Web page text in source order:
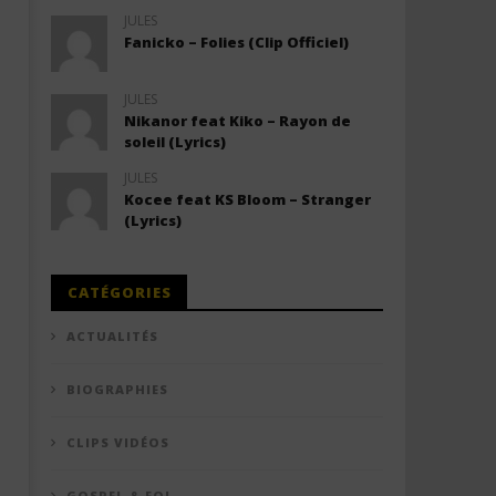
JULES
Fanicko – Folies (Clip Officiel)
JULES
Nikanor feat Kiko – Rayon de
soleil (Lyrics)
JULES
Kocee feat KS Bloom – Stranger
(Lyrics)
CATÉGORIES
ACTUALITÉS
BIOGRAPHIES
CLIPS VIDÉOS